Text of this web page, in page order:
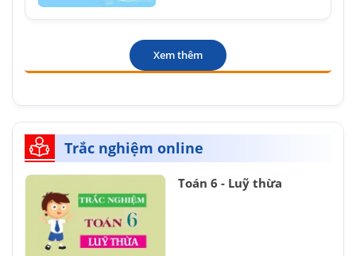
Xem thêm
Trắc nghiệm online
Toán 6 - Luỹ thừa